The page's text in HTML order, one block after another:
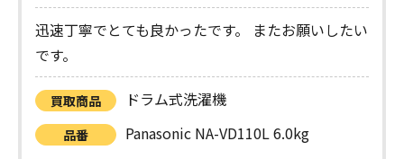
迅速丁寧でとても良かったです。 またお願いしたい
です。
買取商品 ドラム式洗濯機
品番 Panasonic NA-VD110L 6.0kg